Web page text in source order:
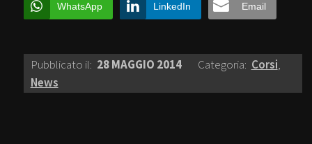
WhatsApp LinkedIn Email
Pubblicato il: 28 MAGGIO 2014 Categoria: Corsi,
News